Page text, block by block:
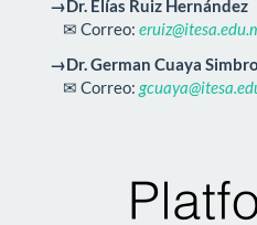
→Dr. Elías Ruiz Hernández
✉ Correo:
→Dr. German Cuaya Simbro
✉ Correo: